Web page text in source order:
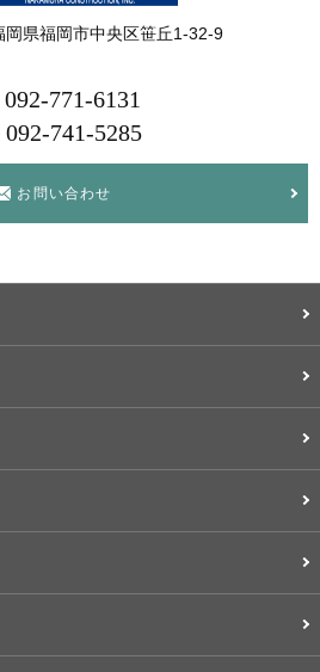
県福岡市中央区笹丘1-32-9
092-771-6131
092-741-5285
お問い合わせ